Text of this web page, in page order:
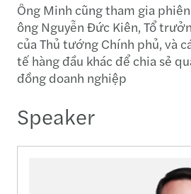
Ông Minh cũng tham gia
ông Nguyễn Đức Kiên, Tổ
của Thủ tướng Chính phủ, và
tế hàng đầu khác để chia sẻ
đồng doanh nghiệp
Speaker